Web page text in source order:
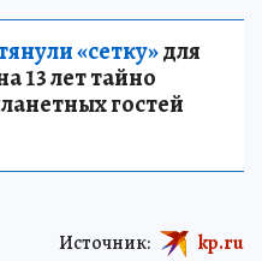
«сетку»для
13 лет тайно
гостей
Источник: kp.ru